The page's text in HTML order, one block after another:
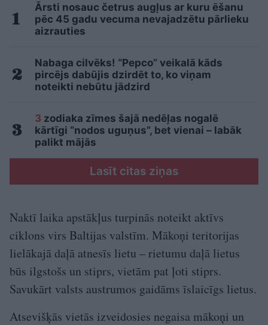
Ārsti nosauc četrus augļus ar kuru ēšanu
pēc 45 gadu vecuma nevajadzētu pārlieku
aizrauties
Nabaga cilvēks! “Pepco” veikalā kāds
pircējs dabūjis dzirdēt to, ko viņam
noteikti nebūtu jādzird
3 zodiaka zīmes šajā nedēļas nogalē
kārtīgi “nodos uguņus”, bet vienai – labāk
palikt mājās
Lasīt citas ziņas
Naktī laika apstākļus turpinās noteikt aktīvs
ciklons virs Baltijas valstīm. Mākoņi teritorijas
lielākajā daļā atnesīs lietu – rietumu daļā lietus
būs ilgstošs un stiprs, vietām pat ļoti stiprs.
Savukārt valsts austrumos gaidāms īslaicīgs lietus.
Atsevišķās vietās izveidosies negaisa mākoņi un